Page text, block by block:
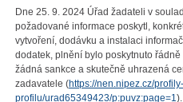
Dne 25. 9. 2024 Úřad žadateli v
požadované informace poskytl,
vytvoření, dodávku a instalaci
dodatek, plnění bylo poskytnuto
žádná sankce a skutečně uhrazená
zadavatele (https://nen.nipez.cz/
profilu/urad65349423/p:puvz:page=1).